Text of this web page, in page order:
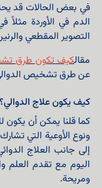
في بعض الحالات قد
الدم في الأوردة
التصوير المقطعي
مقالكيف تكون طرق
عن طرق تشخيص
كيف يكون علاج الدوالي؟
كما قلنا يمكن أن
ونوع الأوعية التي
إلى جانب العلاج
اليوم مع تقدم العلم
ومريحة.